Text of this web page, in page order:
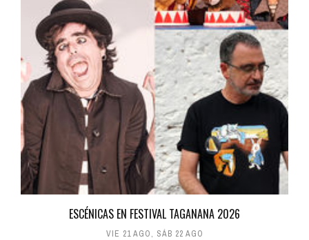
ESCÉNICAS EN FESTIVAL TAGANANA 2026
VIE 21 AGO, SÁB 22 AGO